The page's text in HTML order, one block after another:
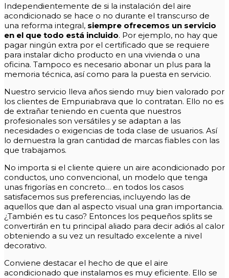
Independientemente de si la instalación del aire
acondicionado se hace o no durante el transcurso de
una reforma integral, siempre ofrecemos un servicio
en el que todo está incluido. Por ejemplo, no hay que
pagar ningún extra por el certificado que se requiere
para instalar dicho producto en una vivienda o una
oficina. Tampoco es necesario abonar un plus para la
memoria técnica, así como para la puesta en servicio.
Nuestro servicio lleva años siendo muy bien valorado por
los clientes de Empuriabrava que lo contratan. Ello no es
de extrañar teniendo en cuenta que nuestros
profesionales son versátiles y se adaptan a las
necesidades o exigencias de toda clase de usuarios. Así
lo demuestra la gran cantidad de marcas fiables con las
que trabajamos.
No importa si el cliente quiere un aire acondicionado por
conductos, uno convencional, un modelo que tenga
unas frigorías en concreto… en todos los casos
satisfacemos sus preferencias, incluyendo las de
aquellos que dan al aspecto visual una gran importancia.
¿También es tu caso? Entonces los pequeños splits se
convertirán en tu principal aliado para decir adiós al calor
obteniendo a su vez un resultado excelente a nivel
decorativo.
Conviene destacar el hecho de que el aire
acondicionado que instalamos es muy eficiente. Ello se